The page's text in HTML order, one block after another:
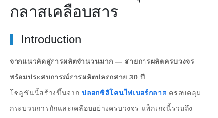
กลาสเคลือบสาร
Introduction
จากแนวคิดสู่การผลิตจำนวนมาก — สายการผลิตครบวงจร
พร้อมประสบการณ์การผลิตปลอกสาย 30 ปี
โซลูชันนี้สร้างขึ้นจากปลอกซิลิโคนไฟเบอร์กลาส ครอบคลุม
กระบวนการถักและเคลือบอย่างครบวงจร แพ็กเกจนี้รวมถึง